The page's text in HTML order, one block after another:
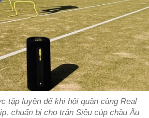
tập luyện để khi hội quân cùng Real
chuẩn bị cho trận Siêu cúp châu Âu